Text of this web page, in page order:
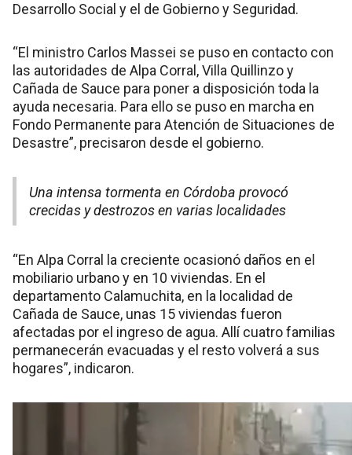
Desarrollo Social y el de Gobierno y Seguridad.
“El ministro Carlos Massei se puso en contacto con
las autoridades de Alpa Corral, Villa Quillinzo y
Cañada de Sauce para poner a disposición toda la
ayuda necesaria. Para ello se puso en marcha en
Fondo Permanente para Atención de Situaciones de
Desastre”, precisaron desde el gobierno.
Una intensa tormenta en Córdoba provocó
crecidas y destrozos en varias localidades
“En Alpa Corral la creciente ocasionó daños en el
mobiliario urbano y en 10 viviendas. En el
departamento Calamuchita, en la localidad de
Cañada de Sauce, unas 15 viviendas fueron
afectadas por el ingreso de agua. Allí cuatro familias
permanecerán evacuadas y el resto volverá a sus
hogares”, indicaron.